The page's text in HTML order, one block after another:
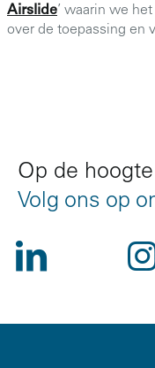
Airslide’ waarin we
over de toepassing en
Op de
Volg ons op